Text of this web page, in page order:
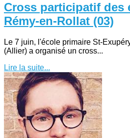
Cross participatif des
Rémy-en-Rollat (03)
Le 7 juin, l'école primaire St-
(Allier) a organisé un cross...
Lire la suite...